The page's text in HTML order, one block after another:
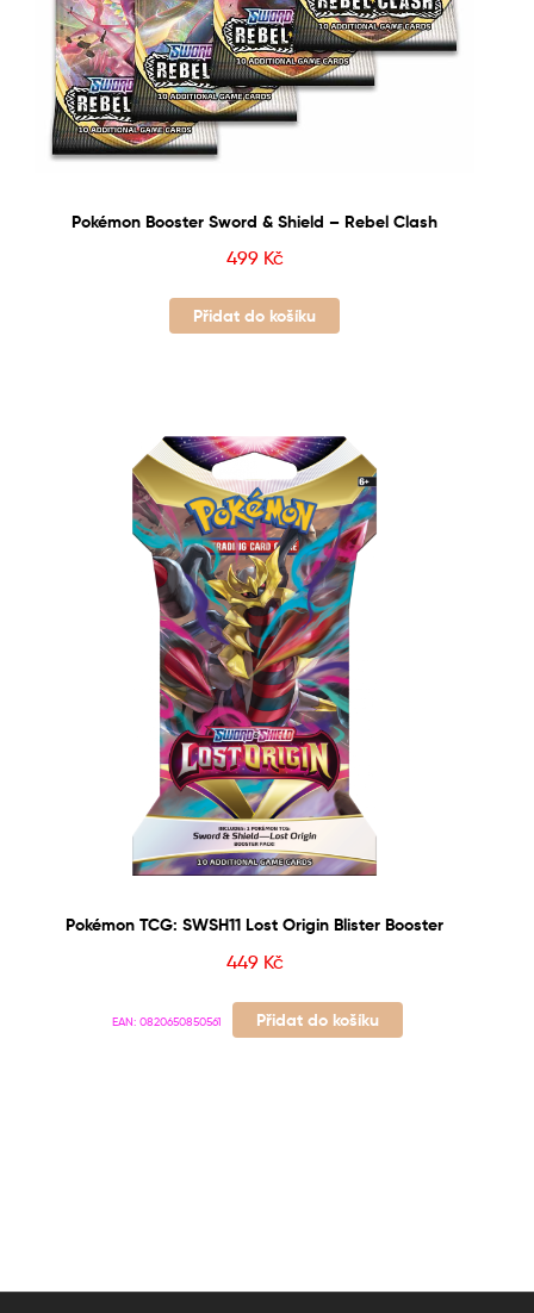
Pokémon Booster Sword & Shield – Rebel Clash
499 Kč
Přidat do košíku
Pokémon TCG: SWSH11 Lost Origin Blister Booster
449 Kč
EAN: 0820650850561 Přidat do košíku